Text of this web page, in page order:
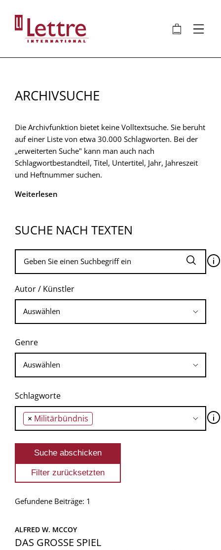
Inhalt
🛍 ⋮
ARCHIVSUCHE
Die Archivfunktion bietet keine Volltextsuche. Sie beruht
auf einer Liste von etwa 30.000 Schlagworten. Bei der
„erweiterten Suche" kann man auch nach
Schlagwortbestandteil, Titel, Untertitel, Jahr, Jahreszeit
und Heftnummer suchen.
Weiterlesen
SUCHE NACH TEXTEN
🛈
Autor / Künstler
Genre
Schlagworte
× Militärbündnis 🛈
Gefundene Beiträge: 1
ALFRED W. MCCOY
DAS GROSSE SPIEL